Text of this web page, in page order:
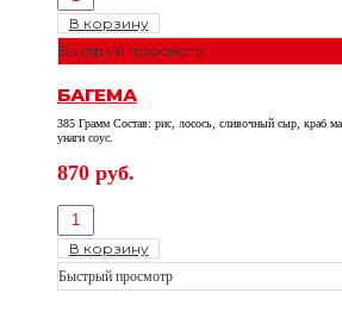
В корзину
Быстрый просмотр
БАГЕМА
385 Грамм Состав: рис, лосось, сливочный сыр, краб
унаги соус.
870 руб.
В корзину
Быстрый просмотр